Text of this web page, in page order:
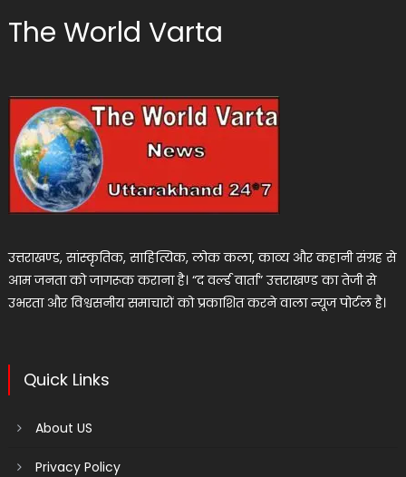
The World Varta
उत्तराखण्ड, सांस्कृतिक, साहित्यिक, लोक कला, काव्य और कहानी संग्रह से
आम जनता को जागरूक कराना है। “द वर्ल्ड वार्ता” उत्तराखण्ड का तेजी से
उभरता और विश्वसनीय समाचारों को प्रकाशित करने वाला न्यूज पोर्टल है।
Quick Links
About US
Privacy Policy